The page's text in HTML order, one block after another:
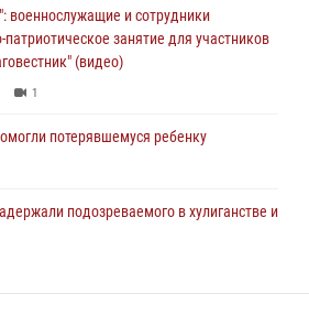
военнослужащие и сотрудники
занятие для участников
(видео)
1
потерявшемуся ребенку
подозреваемого в хулиганстве и